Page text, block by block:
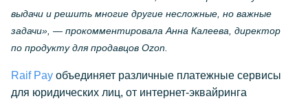
выдачи и решить многие другие несложные, но важные
задачи», — прокомментировала Анна Калеева, директор
по продукту для продавцов Ozon.
Raif Pay объединяет различные платежные сервисы
для юридических лиц, от интернет-эквайринга